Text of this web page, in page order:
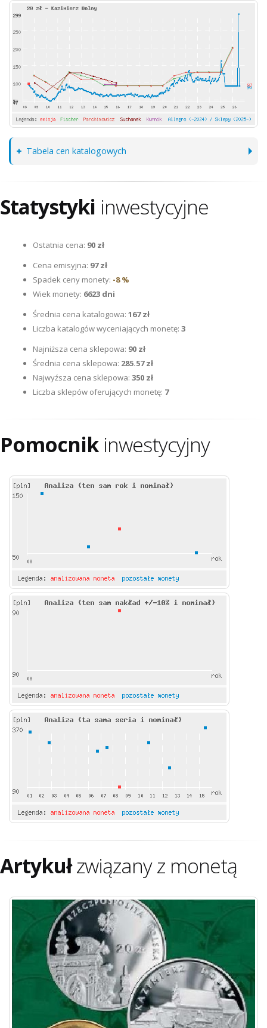
Tabela cen katalogowych
Statystyki inwestycyjne
Ostatnia cena: 90 zł
Cena emisyjna: 97 zł
Spadek ceny monety: -8 %
Wiek monety: 6623 dni
Średnia cena katalogowa: 167 zł
Liczba katalogów wyceniających monetę: 3
Najniższa cena sklepowa: 90 zł
Średnia cena sklepowa: 285.57 zł
Najwyźsza cena sklepowa: 350 zł
Liczba sklepów oferujących monetę: 7
Pomocnikinwestycyjny
Artykułzwiązany z monetą